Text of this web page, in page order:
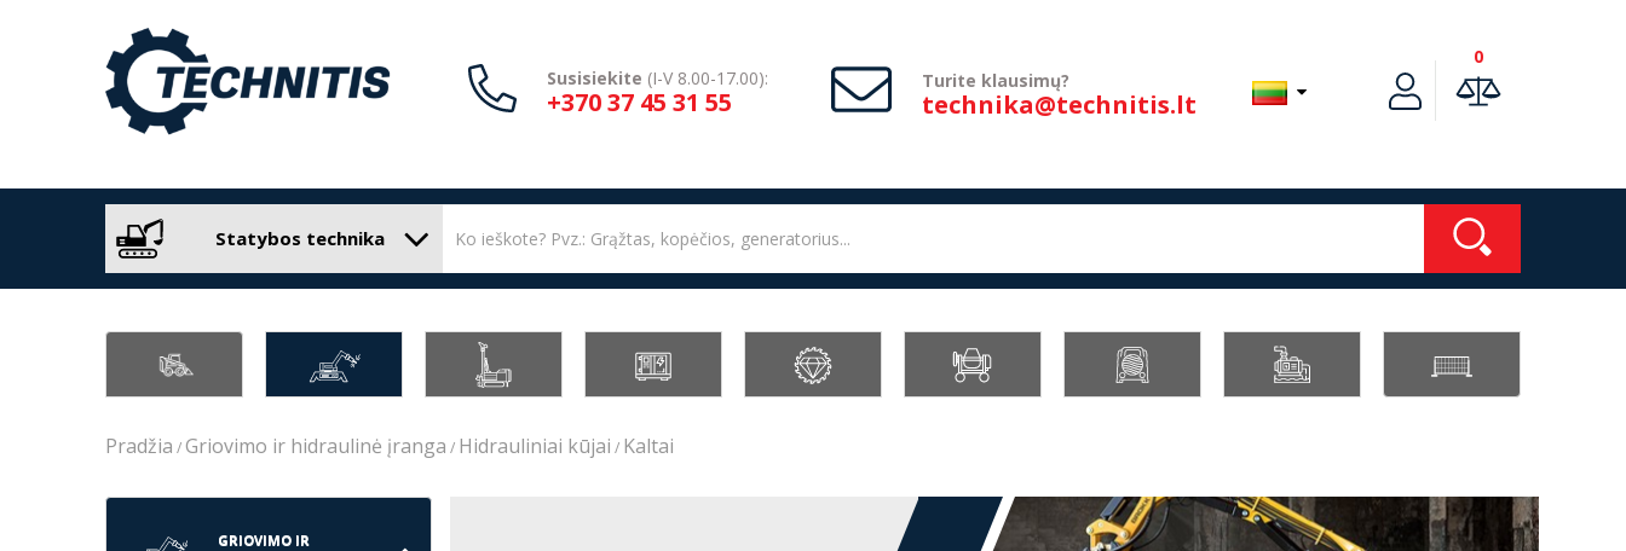
Susisiekite (I-V 8.00-17.00):
+370 37 45 31 55
Turite klausimų?
technika@technitis.lt
0
Statybos technika
Pradžia Griovimo ir hidraulinė įranga Hidrauliniai kūjai Kaltai
GRIOVIMO IR